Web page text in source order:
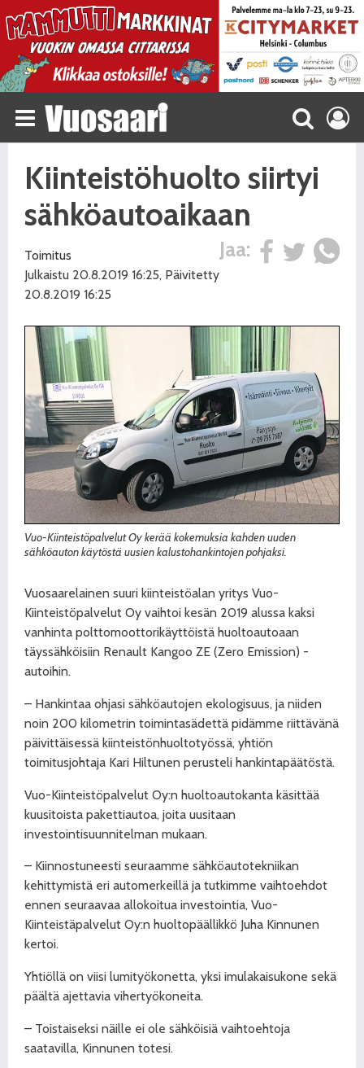
Kiinteistöhuolto siirtyi
sähköautoaikaan
Jaa:
Toimitus
Julkaistu 20.8.2019 16:25, Päivitetty
20.8.2019 16:25
Vuo-Kiinteistöpalvelut Oy kerää kokemuksia kahden uuden
sähköauton käytöstä uusien kalustohankintojen pohjaksi.
Vuosaarelainen suuri kiinteistöalan yritys Vuo-
Kiinteistöpalvelut Oy vaihtoi kesän 2019 alussa kaksi
vanhinta polttomoottorikäyttöistä huoltoautoaan
täyssähköisiin Renault Kangoo ZE (Zero Emission) -
autoihin.
– Hankintaa ohjasi sähköautojen ekologisuus, ja niiden
noin 200 kilometrin toimintasädettä pidämme riittävänä
päivittäisessä kiinteistönhuoltotyössä, yhtiön
toimitusjohtaja Kari Hiltunen perusteli hankintapäätöstä.
Vuo-Kiinteistöpalvelut Oy:n huoltoautokanta käsittää
kuusitoista pakettiautoa, joita uusitaan
investointisuunnitelman mukaan.
– Kiinnostuneesti seuraamme sähköautotekniikan
kehittymistä eri automerkeillä ja tutkimme vaihtoehdot
ennen seuraavaa allokoitua investointia, Vuo-
Kiinteistäpalvelut Oy:n huoltopäällikkö Juha Kinnunen
kertoi.
Yhtiöllä on viisi lumityökonetta, yksi imulakaisukone sekä
päältä ajettavia vihertyökoneita.
– Toistaiseksi näille ei ole sähköisiä vaihtoehtoja
saatavilla, Kinnunen totesi.